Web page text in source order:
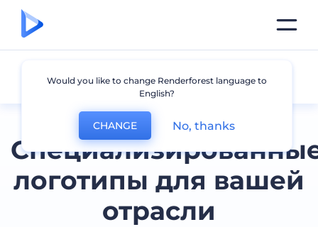
логотипы для вашей
отрасли
Промышленность
Would you like to change Renderforest language to
English?
CHANGE No, thanks